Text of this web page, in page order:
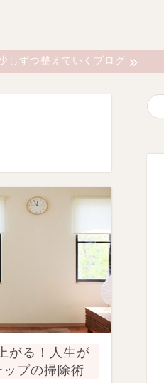
しずつ整えていくブログ
がる！人生が
プの掃除術